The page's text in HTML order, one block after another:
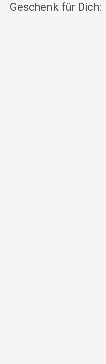
Geschenk für Dich: